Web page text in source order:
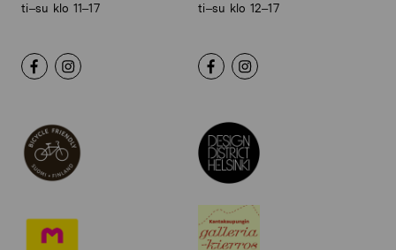
ti–su klo 11–17
ti–su klo 12–17